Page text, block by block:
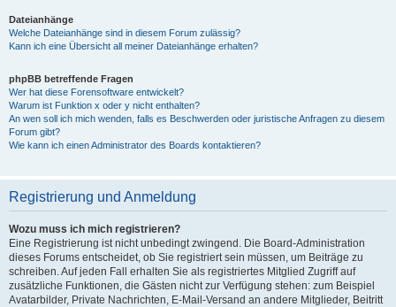
Dateianhänge
Welche Dateianhänge sind in diesem Forum zulässig?
Kann ich eine Übersicht all meiner Dateianhänge erhalten?
phpBB betreffende Fragen
Wer hat diese Forensoftware entwickelt?
Warum ist Funktion x oder y nicht enthalten?
An wen soll ich mich wenden, falls es Beschwerden oder juristische Anfragen zu diesem
Forum gibt?
Wie kann ich einen Administrator des Boards kontaktieren?
Registrierung und Anmeldung
Wozu muss ich mich registrieren?
Eine Registrierung ist nicht unbedingt zwingend. Die Board-Administration
dieses Forums entscheidet, ob Sie registriert sein müssen, um Beiträge zu
schreiben. Auf jeden Fall erhalten Sie als registriertes Mitglied Zugriff auf
zusätzliche Funktionen, die Gästen nicht zur Verfügung stehen: zum Beispiel
Avatarbilder, Private Nachrichten, E-Mail-Versand an andere Mitglieder, Beitritt